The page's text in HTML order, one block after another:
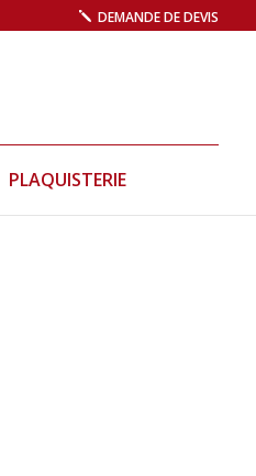
DEMANDE DE DEVIS
PLAQUISTERIE